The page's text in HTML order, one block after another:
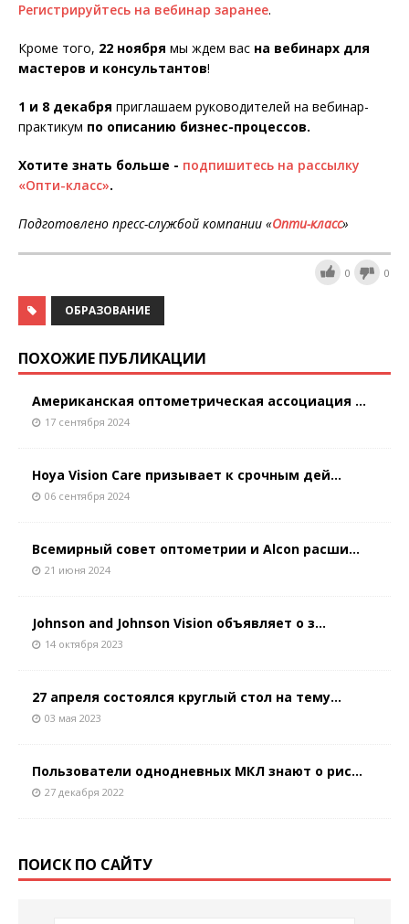
Регистрируйтесь на вебинар заранее.
Кроме того, 22 ноября мы ждем вас на вебинарх для
мастеров и консультантов!
1 и 8 декабря приглашаем руководителей на вебинар-
практикум по описанию бизнес-процессов.
Хотите знать больше - подпишитесь на рассылку
«Опти-класс».
Подготовлено пресс-службой компании «Опти-класс»
0 0
ОБРАЗОВАНИЕ
ПОХОЖИЕ ПУБЛИКАЦИИ
Американская оптометрическая ассоциация ...
17 сентября 2024
Hoya Vision Care призывает к срочным дей...
06 сентября 2024
Всемирный совет оптометрии и Alcon расши...
21 июня 2024
Johnson and Johnson Vision объявляет о з...
14 октября 2023
27 апреля состоялся круглый стол на тему...
03 мая 2023
Пользователи однодневных МКЛ знают о рис...
27 декабря 2022
ПОИСК ПО САЙТУ